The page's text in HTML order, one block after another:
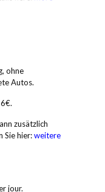
ohne
Autos.
zusätzlich
Sie hier:weitere
jour.